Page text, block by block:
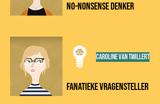
NO-Nonsense denker
Caroline van Twillert
Fanatieke vragensteller